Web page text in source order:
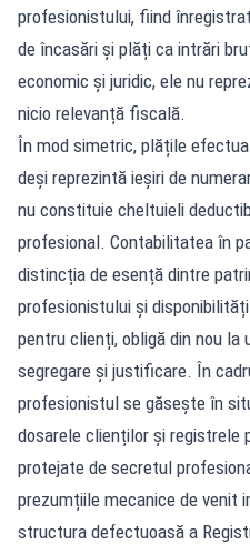
profesionistului, fiind
de încasări și plăți ca intrări
economic și juridic, ele nu
nicio relevanță fiscală.
În mod simetric, plățile
deși reprezintă ieșiri de
nu constituie cheltuieli
profesional. Contabilitatea în
distincția de esență dintre
profesionistului și
pentru clienți, obligă din nou
segregare și justificare. În
profesionistul se găsește în
dosarele clienților și registrele
protejate de secretul
prezumțiile mecanice de venit
structura defectuoasă a